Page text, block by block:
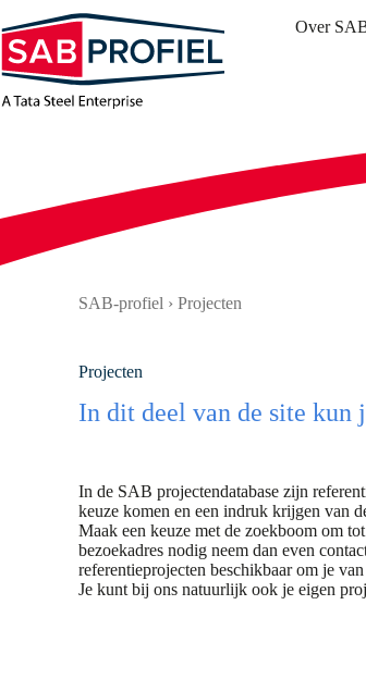
naar
de
inhoud
Over
SAB-profiel › Projecten
Projecten
In dit deel van de site kun
In de SAB projectendatabase zijn
keuze komen en een indruk krijgen van
Maak een keuze met de zoekboom om
bezoekadres nodig neem dan even
referentieprojecten beschikbaar om je
Je kunt bij ons natuurlijk ook je eigen